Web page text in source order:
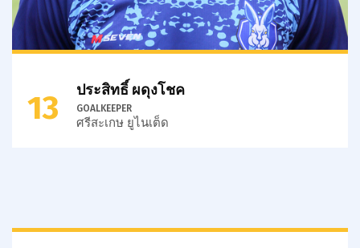
ประสิทธิ์ ผดุงโชค
GOALKEEPER
ศรีสะเกษ ยูไนเต็ด
13